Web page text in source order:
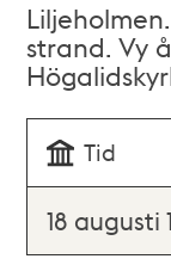
strand. Vy
Tid
18 augusti